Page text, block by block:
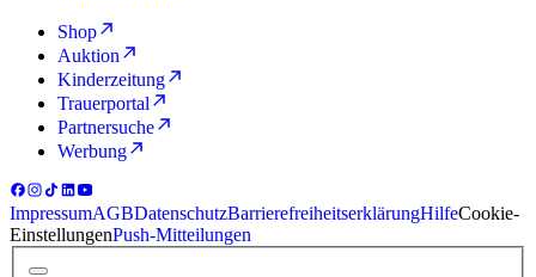
Shop
Auktion
Kinderzeitung
Trauerportal
Partnersuche
Werbung
ImpressumAGBDatenschutzBarrierefreiheitserklärungHilfeCookie-
EinstellungenPush-Mitteilungen